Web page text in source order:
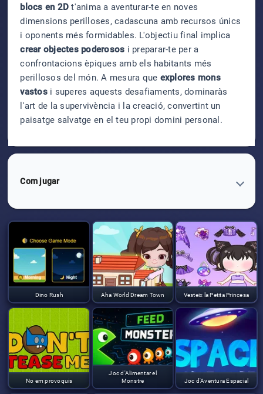
blocs en 2D t'anima a aventurar-te en noves
dimensions perilloses, cadascuna amb recursos únics
i oponents més formidables. L'objectiu final implica
crear objectes poderosos i preparar-te per a
confrontacions èpiques amb els habitants més
perillosos del món. A mesura que explores mons
vastosi superes aquests desafiaments, dominaràs
l'art de la supervivència i la creació, convertint un
paisatge salvatge en el teu propi domini personal.
Com jugar
Dino Rush Aha World Dream Town Vesteix la Petita Princesa
No em provoquis
Joc d'Alimentar el
Monstre
Joc d'Aventura Espacial